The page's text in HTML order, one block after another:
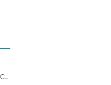
Amphibian Specialist Group IUCN